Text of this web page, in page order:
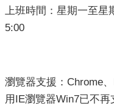
上班時間：星期一至
5:00
瀏覽器支援：Chrome
用IE瀏覽器Win7已不再